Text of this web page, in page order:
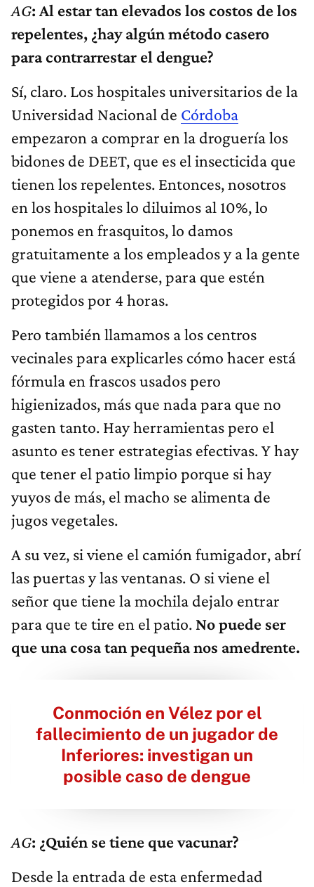
AG: Al estar tan elevados los costos de los
repelentes, ¿hay algún método casero
para contrarrestar el dengue?
Sí, claro. Los hospitales universitarios de la
Universidad Nacional de Córdoba
empezaron a comprar en la droguería los
bidones de DEET, que es el insecticida que
tienen los repelentes. Entonces, nosotros
en los hospitales lo diluimos al 10%, lo
ponemos en frasquitos, lo damos
gratuitamente a los empleados y a la gente
que viene a atenderse, para que estén
protegidos por 4 horas.
Pero también llamamos a los centros
vecinales para explicarles cómo hacer está
fórmula en frascos usados pero
higienizados, más que nada para que no
gasten tanto. Hay herramientas pero el
asunto es tener estrategias efectivas. Y hay
que tener el patio limpio porque si hay
yuyos de más, el macho se alimenta de
jugos vegetales.
A su vez, si viene el camión fumigador, abrí
las puertas y las ventanas. O si viene el
señor que tiene la mochila dejalo entrar
para que te tire en el patio. No puede ser
que una cosa tan pequeña nos amedrente.
Conmoción en Vélez por el
fallecimiento de un jugador de
Inferiores: investigan un
posible caso de dengue
AG: ¿Quién se tiene que vacunar?
Desde la entrada de esta enfermedad